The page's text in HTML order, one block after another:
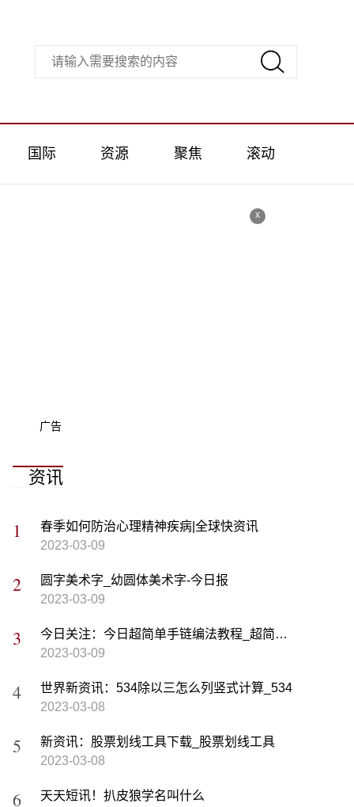
国际 资源 聚焦 滚动
x
广告
资讯
春季如何防治心理精神疾病|全球快资讯
2023-03-09
圆字美术字_幼圆体美术字-今日报
2023-03-09
今日关注：今日超简单手链编法教程_超简单手链编织方法
2023-03-09
世界新资讯：534除以三怎么列竖式计算_534
2023-03-08
新资讯：股票划线工具下载_股票划线工具
2023-03-08
天天短讯！扒皮狼学名叫什么